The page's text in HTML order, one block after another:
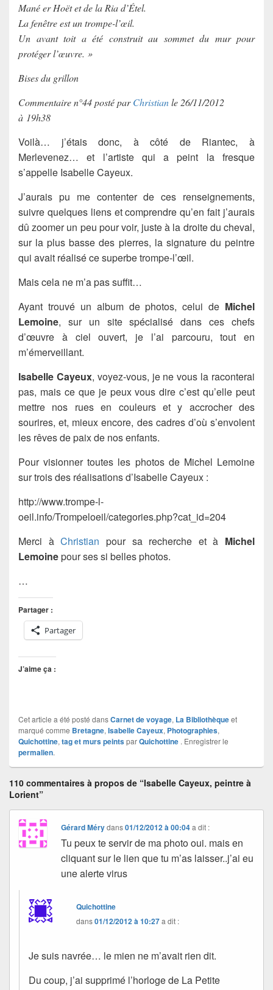
Mané er Hoët et de la Ria d’Étel.
La fenêtre est un trompe-l’œil.
Un avant toit a été construit au sommet du mur pour
protéger l’œuvre. »
Bises du grillon
Commentaire n°44 posté parChristianle 26/11/2012
à 19h38
Voilà… j’étais donc, à côté de Riantec, à
Merlevenez… et l’artiste qui a peint la fresque
s’appelle Isabelle Cayeux.
J’aurais pu me contenter de ces renseignements,
suivre quelques liens et comprendre qu’en fait j’aurais
dû zoomer un peu pour voir, juste à la droite du cheval,
sur la plus basse des pierres, la signature du peintre
qui avait réalisé ce superbe trompe-l’œil.
Mais cela ne m’a pas suffit…
Ayant trouvé un album de photos, celui de Michel
Lemoine, sur un site spécialisé dans ces chefs
d’œuvre à ciel ouvert, je l’ai parcouru, tout en
m’émerveillant.
Isabelle Cayeux, voyez-vous, je ne vous la raconterai
pas, mais ce que je peux vous dire c’est qu’elle peut
mettre nos rues en couleurs et y accrocher des
sourires, et, mieux encore, des cadres d’où s’envolent
les rêves de paix de nos enfants.
Pour visionner toutes les photos de Michel Lemoine
sur trois des réalisations d’Isabelle Cayeux :
http://www.trompe-l-
oeil.info/Trompeloeil/categories.php?cat_id=204
Merci àChristian pour sa recherche et à Michel
Lemoinepour ses si belles photos.
…
Partager :
Partager
J’aime ça :
Cet article a été posté dansCarnet de voyage, La Bibliothèqueet
marqué comme Bretagne, Isabelle Cayeux, Photographies,
Quichottine, tag et murs peintsparQuichottine . Enregistrer le
permalien.
110 commentaires à propos de “Isabelle Cayeux, peintre à
Lorient”
Gérard Mérydans01/12/2012 à 00:04 a dit :
Tu peux te servir de ma photo oui. mais en
cliquant sur le lien que tu m’as laisser..j’ai eu
une alerte virus
Quichottine
dans01/12/2012 à 10:27a dit :
Je suis navrée… le mien ne m’avait rien dit.
Du coup, j’ai supprimé l’horloge de La Petite